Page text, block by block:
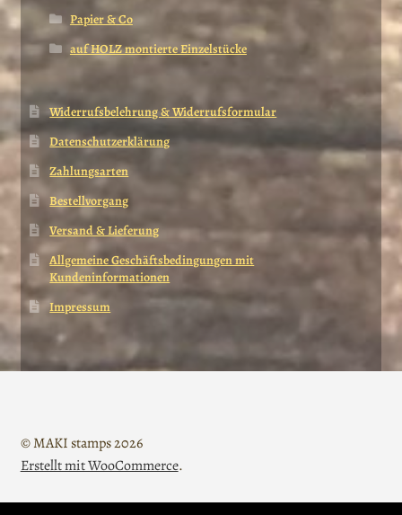
Papier & Co
auf HOLZ montierte Einzelstücke
Widerrufsbelehrung & Widerrufsformular
Datenschutzerklärung
Zahlungsarten
Bestellvorgang
Versand & Lieferung
Allgemeine Geschäftsbedingungen mit
Kundeninformationen
Impressum
© MAKI stamps 2026
Erstellt mit WooCommerce.